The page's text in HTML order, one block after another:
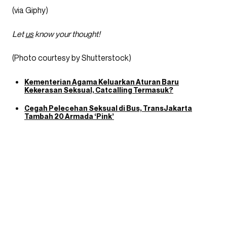
(via Giphy)
Letusknow your thought!
(Photo courtesy by Shutterstock)
Kementerian Agama Keluarkan Aturan Baru
Kekerasan Seksual, Catcalling Termasuk?
Cegah Pelecehan Seksual di Bus, TransJakarta
Tambah 20 Armada ‘Pink’